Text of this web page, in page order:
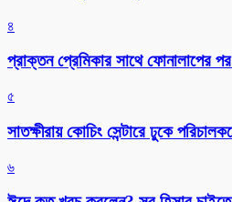
৪
প্রাক্তন প্রেমিকার সাথে ফোনালাপের
৫
সাতক্ষীরায় কোচিং সেন্টারে ঢুকে
৬